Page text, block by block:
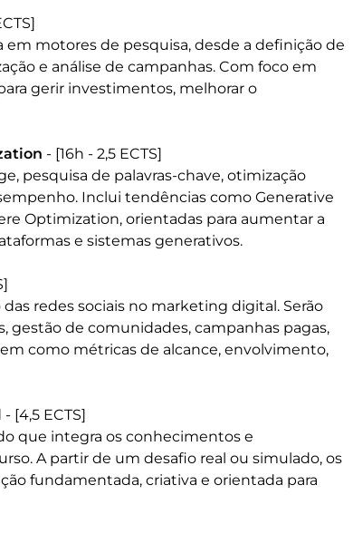
motores de pesquisa, desde a definição de
e análise de campanhas. Com foco em
gerir investimentos, melhorar o
- [16h - 2,5 ECTS]
pesquisa de palavras-chave, otimização
Inclui tendências como Generative
Optimization, orientadas para aumentar a
e sistemas generativos.
redes sociais no marketing digital. Serão
de comunidades, campanhas pagas,
como métricas de alcance, envolvimento,
- [4,5 ECTS]
que integra os conhecimentos e
A partir de um desafio real ou simulado, os
fundamentada, criativa e orientada para